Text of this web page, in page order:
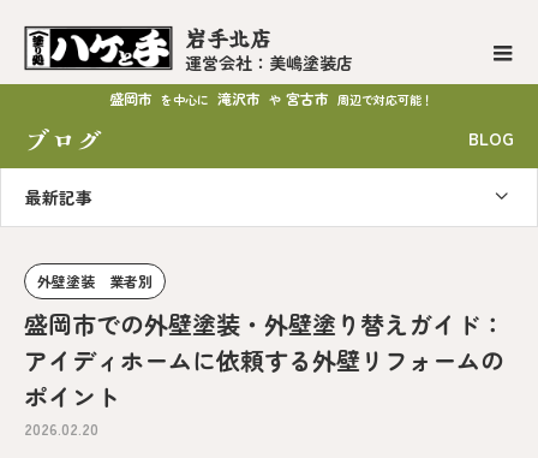
岩手北店
運営会社：美嶋塗装店
盛岡市 を中心に 滝沢市 や 宮古市 周辺で対応可能！
ブログ BLOG
最新記事
外壁塗装 業者別
盛岡市での外壁塗装・外壁塗り替えガイド：
アイディホームに依頼する外壁リフォームの
ポイント
2026.02.20